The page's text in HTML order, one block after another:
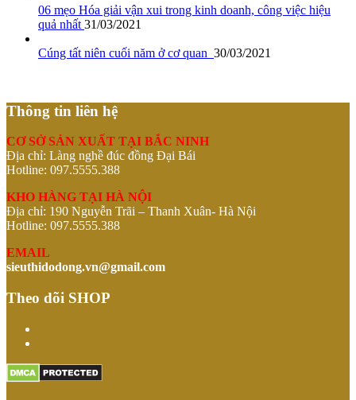
06 mẹo Hóa giải vận xui trong kinh doanh, công việc hiệu
quả nhất 31/03/2021
Cúng tất niên cuối năm ở cơ quan 30/03/2021
Thông tin liên hệ
CƠ SỞ SẢN XUẤT TẠI BẮC NINH
Địa chỉ: Làng nghề đúc đồng Đại Bái
Hotline: 097.5555.388
KHO HÀNG TẠI HÀ NỘI
Địa chỉ: 190 Nguyễn Trãi – Thanh Xuân- Hà Nội
Hotline: 097.5555.388
EMAIL
sieuthidodong.vn@gmail.com
Theo dõi SHOP